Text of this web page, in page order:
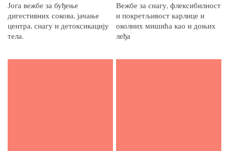
Јога вежбе за буђење
дигестивних сокова, јачање
центра, снагу и детоксикацију
тела.
Вежбе за снагу, флексибилност
и покретљивост карлице и
околних мишића као и доњих
леђа